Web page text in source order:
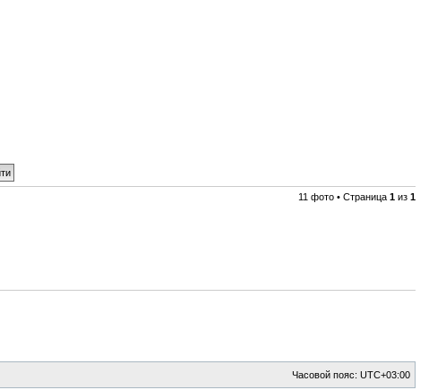
11 фото • Страница1 из1
Часовой пояс:UTC+03:00